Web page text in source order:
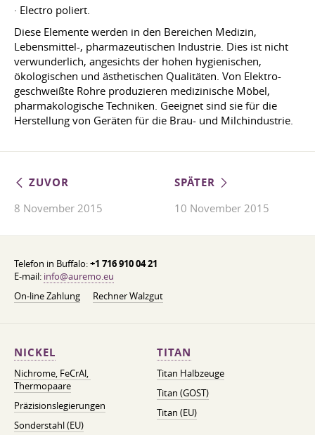
· Electro poliert.
Diese Elemente werden in den Bereichen Medizin,
Lebensmittel-, pharmazeutischen Industrie. Dies ist nicht
verwunderlich, angesichts der hohen hygienischen,
ökologischen und ästhetischen Qualitäten. Von Elektro-
geschweißte Rohre produzieren medizinische Möbel,
pharmakologische Techniken. Geeignet sind sie für die
Herstellung von Geräten für die Brau- und Milchindustrie.
ZUVOR
8 November 2015
SPÄTER
10 November 2015
Telefon in Buffalo:+1 716 910 04 21
E-mail: info@auremo.eu
On-line Zahlung
Rechner Walzgut
NICKEL
Nichrome, FeСrAl, ​​
Thermopaare
Präzisionslegierungen
Sonderstahl (EU)
TITAN
Titan Halbzeuge
Titan (GOST)
Titan (EU)